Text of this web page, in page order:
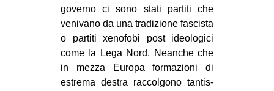
governo ci sono stati par­titi che
veni­vano da una tra­di­zione fasci­sta
o par­titi xeno­fobi post ideo­lo­gici
come la Lega Nord. Nean­che che
in mezza Europa for­ma­zioni di
estrema destra rac­col­gono tan­tis­